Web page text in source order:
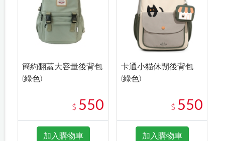
簡約翻蓋大容量後背包
(綠色)
$ 550
加入購物車
卡通小貓休閒後背包
(綠色)
$ 550
加入購物車